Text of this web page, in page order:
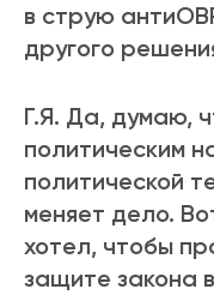
в струю
другого
Г.Я. Да, думаю,
политическим
политической
меняет дело.
хотел, чтобы
защите закона